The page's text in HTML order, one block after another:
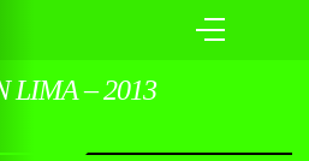
LIMA – 2013